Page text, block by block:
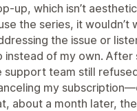
up, which isn’t
the series, it wouldn’t
the issue or
instead of my own. After
support team still
my
about a month later,